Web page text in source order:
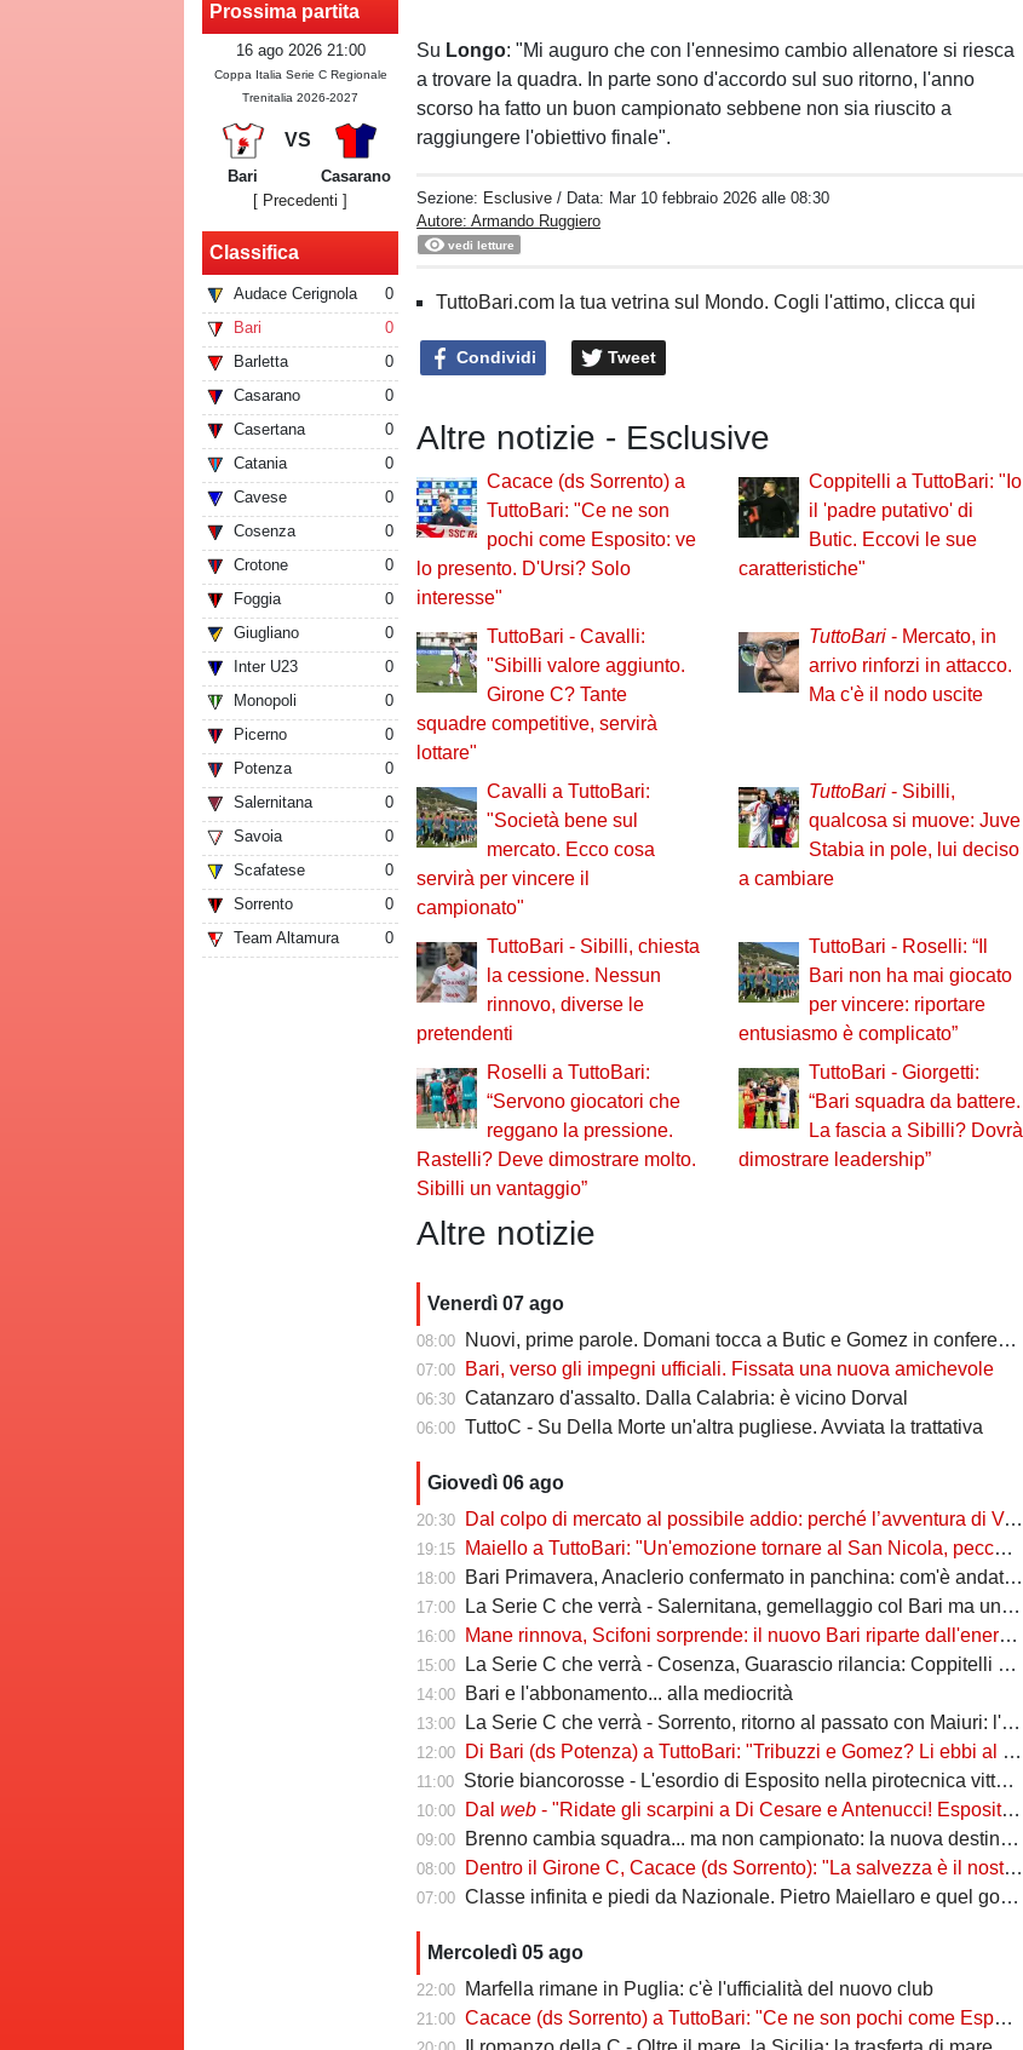
Prossima partita
16 ago 2026 21:00
Coppa Italia Serie C Regionale
Trenitalia 2026-2027
VS
Bari
Casarano
[ Precedenti ]
Classifica
Audace Cerignola
0
Bari
0
Barletta
0
Casarano
0
Casertana
0
Catania
0
Cavese
0
Cosenza
0
Crotone
0
Foggia
0
Giugliano
0
Inter U23
0
Monopoli
0
Picerno
0
Potenza
0
Salernitana
0
Savoia
0
Scafatese
0
Sorrento
0
Team Altamura
0
Su Longo: "Mi auguro che con l'ennesimo cambio allenatore si riesca
a trovare la quadra. In parte sono d'accordo sul suo ritorno, l'anno
scorso ha fatto un buon campionato sebbene non sia riuscito a
raggiungere l'obiettivo finale".
Sezione: Esclusive / Data: Mar 10 febbraio 2026 alle 08:30
Autore: Armando Ruggiero
vedi letture
TuttoBari.com la tua vetrina sul Mondo. Cogli l'attimo, clicca qui
Condividi Tweet
Altre notizie - Esclusive
Cacace (ds Sorrento) a
TuttoBari: "Ce ne son
pochi come Esposito: ve
lo presento. D'Ursi? Solo
interesse"
Coppitelli a TuttoBari: "Io
il 'padre putativo' di
Butic. Eccovi le sue
caratteristiche"
TuttoBari - Cavalli:
"Sibilli valore aggiunto.
Girone C? Tante
squadre competitive, servirà
lottare"
TuttoBari- Mercato, in
arrivo rinforzi in attacco.
Ma c'è il nodo uscite
Cavalli a TuttoBari:
"Società bene sul
mercato. Ecco cosa
servirà per vincere il
campionato"
TuttoBari- Sibilli,
qualcosa si muove: Juve
Stabia in pole, lui deciso
a cambiare
TuttoBari - Sibilli, chiesta
la cessione. Nessun
rinnovo, diverse le
pretendenti
TuttoBari - Roselli: “Il
Bari non ha mai giocato
per vincere: riportare
entusiasmo è complicato”
Roselli a TuttoBari:
“Servono giocatori che
reggano la pressione.
Rastelli? Deve dimostrare molto.
Sibilli un vantaggio”
TuttoBari - Giorgetti:
“Bari squadra da battere.
La fascia a Sibilli? Dovrà
dimostrare leadership”
Altre notizie
Venerdì 07 ago
08:00 Nuovi, prime parole. Domani tocca a Butic e Gomez in conferenza
07:00 Bari, verso gli impegni ufficiali. Fissata una nuova amichevole
06:30 Catanzaro d'assalto. Dalla Calabria: è vicino Dorval
06:00 TuttoC - Su Della Morte un'altra pugliese. Avviata la trattativa
Giovedì 06 ago
20:30 Dal colpo di mercato al possibile addio: perché l’avventura di Verreth al Bari non è mai davvero sbocciata
19:15 Maiello a TuttoBari: "Un'emozione tornare al San Nicola, peccato per il poco pubblico. Bari? Ben costruito"
18:00 Bari Primavera, Anaclerio confermato in panchina: com'è andata la scorsa stagione?
17:00 La Serie C che verrà - Salernitana, gemellaggio col Bari ma una sola missione: tornare subito in Serie B
16:00 Mane rinnova, Scifoni sorprende: il nuovo Bari riparte dall'energia verde
15:00 La Serie C che verrà - Cosenza, Guarascio rilancia: Coppitelli per riportare i lupi in Serie B
14:00 Bari e l'abbonamento... alla mediocrità
13:00 La Serie C che verrà - Sorrento, ritorno al passato con Maiuri: l'obiettivo è una salvezza senza affanni
12:00 Di Bari (ds Potenza) a TuttoBari: "Tribuzzi e Gomez? Li ebbi al Crotone. Alessio può fare più ruoli, Guido è una certezza"
11:00 Storie biancorosse - L'esordio di Esposito nella pirotecnica vittoria contro la Spal di De Rossi e Nainggolan
10:00 Dalweb - "Ridate gli scarpini a Di Cesare e Antenucci! Esposito? Forte, ma valorizziamo sempre giocatori del Napoli"
09:00 Brenno cambia squadra... ma non campionato: la nuova destinazione dell'ex Bari
08:00 Dentro il Girone C, Cacace (ds Sorrento): "La salvezza è il nostro scudetto, torniamo a casa dopo gennaio. Ecco la nostra forza"
07:00 Classe infinita e piedi da Nazionale. Pietro Maiellaro e quel gol da quaranta metri...
Mercoledì 05 ago
22:00 Marfella rimane in Puglia: c'è l'ufficialità del nuovo club
21:00 Cacace (ds Sorrento) a TuttoBari: "Ce ne son pochi come Esposito: ve lo presento. D'Ursi? Solo interesse"